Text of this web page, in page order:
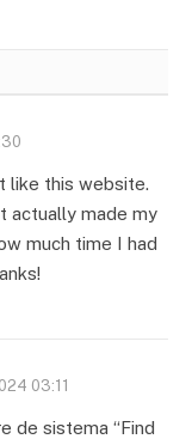
like this website.
actually made my
much time I had
03:11
de sistema “Find